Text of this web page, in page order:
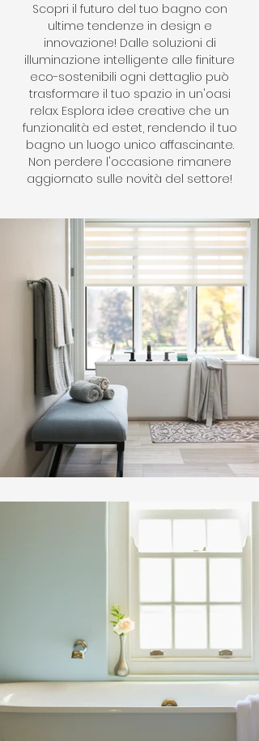
Scopri il futuro del tuo bagno con
ultime tendenze in design e
innovazione! Dalle soluzioni di
illuminazione intelligente alle finiture
eco-sostenibili ogni dettaglio può
trasformare il tuo spazio in un'oasi
relax. Esplora idee creative che un
funzionalità ed estet, rendendo il tuo
bagno un luogo unico affascinante.
Non perdere l'occasione rimanere
aggiornato sulle novità del settore!